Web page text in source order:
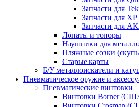
Запчасти для
Запчасти для XP
Запчасти для
Лопаты и топоры
Наушники для
Пляжные совки
Старые карты
Б/У металлоискатели и
Пневматическое оружие и
Пневматические винтовки
Винтовки Borner
Винтовки Crosman